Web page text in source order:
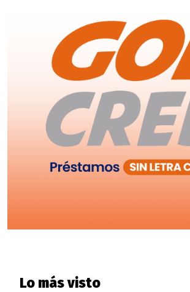
Lo más visto